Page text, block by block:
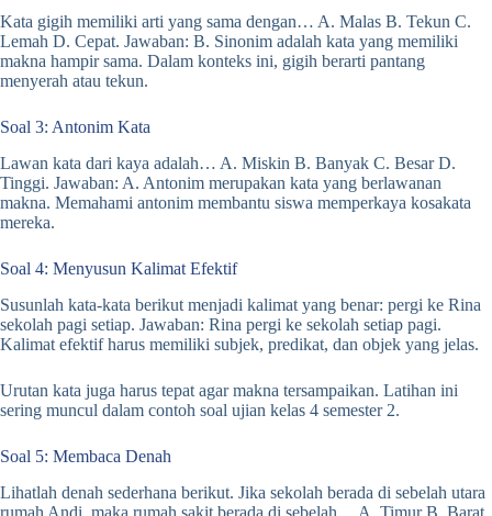
Kata gigih memiliki arti yang sama dengan… A. Malas B. Tekun C.
Lemah D. Cepat. Jawaban: B. Sinonim adalah kata yang memiliki
makna hampir sama. Dalam konteks ini, gigih berarti pantang
menyerah atau tekun.
Soal 3: Antonim Kata
Lawan kata dari kaya adalah… A. Miskin B. Banyak C. Besar D.
Tinggi. Jawaban: A. Antonim merupakan kata yang berlawanan
makna. Memahami antonim membantu siswa memperkaya kosakata
mereka.
Soal 4: Menyusun Kalimat Efektif
Susunlah kata-kata berikut menjadi kalimat yang benar: pergi ke Rina
sekolah pagi setiap. Jawaban: Rina pergi ke sekolah setiap pagi.
Kalimat efektif harus memiliki subjek, predikat, dan objek yang jelas.
Urutan kata juga harus tepat agar makna tersampaikan. Latihan ini
sering muncul dalam contoh soal ujian kelas 4 semester 2.
Soal 5: Membaca Denah
Lihatlah denah sederhana berikut. Jika sekolah berada di sebelah utara
rumah Andi, maka rumah sakit berada di sebelah… A. Timur B. Barat